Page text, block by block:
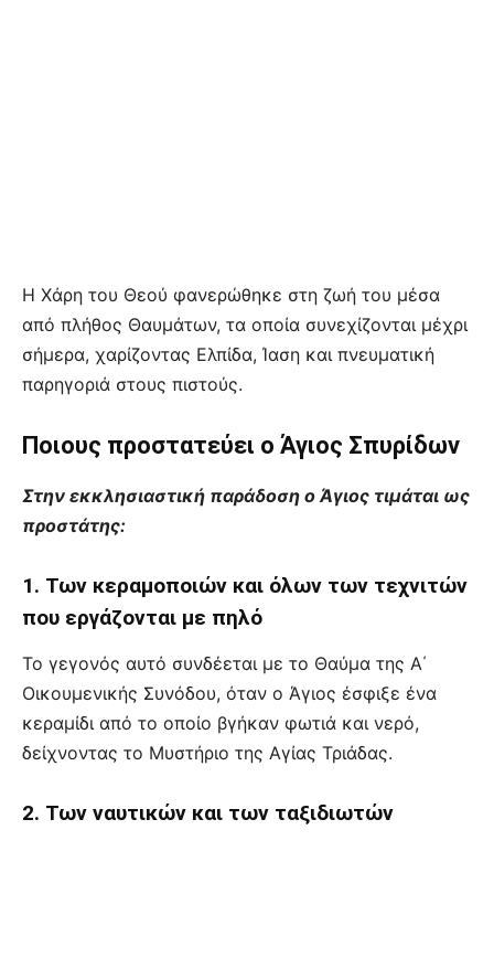
Η Χάρη του Θεού φανερώθηκε στη ζωή του μέσα
από πλήθος Θαυμάτων, τα οποία συνεχίζονται μέχρι
σήμερα, χαρίζοντας Ελπίδα, Ίαση και πνευματική
παρηγοριά στους πιστούς.
Ποιους προστατεύει ο Άγιος Σπυρίδων
Στην εκκλησιαστική παράδοση ο Άγιος τιμάται ως
προστάτης:
1. Των κεραμοποιών και όλων των τεχνιτών
που εργάζονται με πηλό
Το γεγονός αυτό συνδέεται με το Θαύμα της Α΄
Οικουμενικής Συνόδου, όταν ο Άγιος έσφιξε ένα
κεραμίδι από το οποίο βγήκαν φωτιά και νερό,
δείχνοντας το Μυστήριο της Αγίας Τριάδας.
2. Των ναυτικών και των ταξιδιωτών